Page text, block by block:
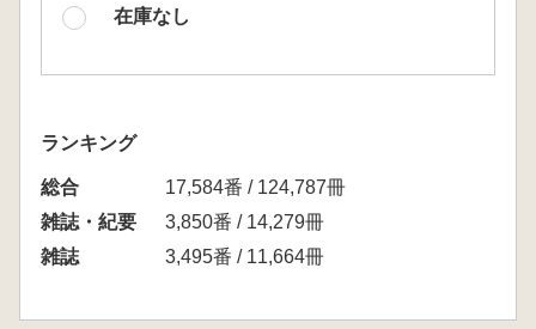
在庫なし
ランキング
総合
17,584番 / 124,787冊
雑誌・紀要
3,850番 / 14,279冊
雑誌
3,495番 / 11,664冊